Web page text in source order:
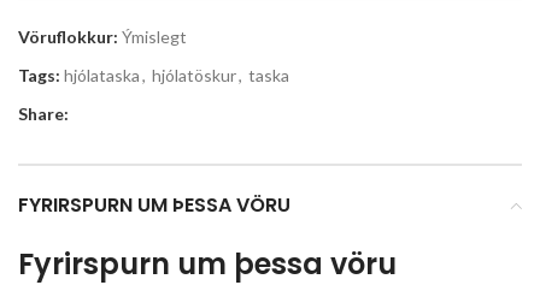
Vöruflokkur: Ýmislegt
Tags: hjólataska, hjólatöskur, taska
Share:
FYRIRSPURN UM ÞESSA VÖRU
Fyrirspurn um þessa vöru